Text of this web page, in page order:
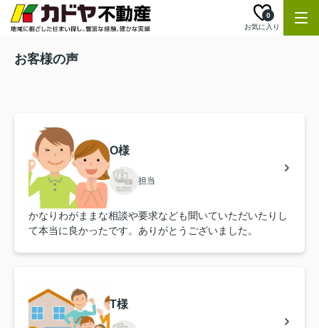
お気に入り
0
お客様の声
O様
担当
かなりわがままな相談や要求なども聞いていただいたりし
て本当に良かったです。ありがとうございました。
T様